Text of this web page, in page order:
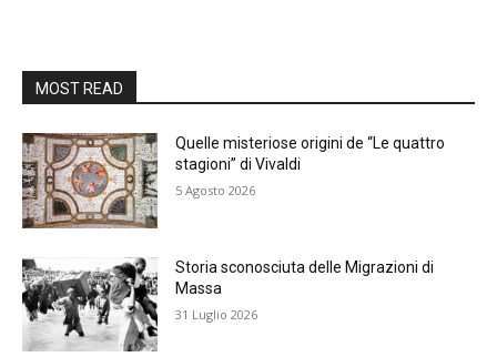
MOST READ
Quelle misteriose origini de “Le quattro
stagioni” di Vivaldi
5 Agosto 2026
Storia sconosciuta delle Migrazioni di
Massa
31 Luglio 2026